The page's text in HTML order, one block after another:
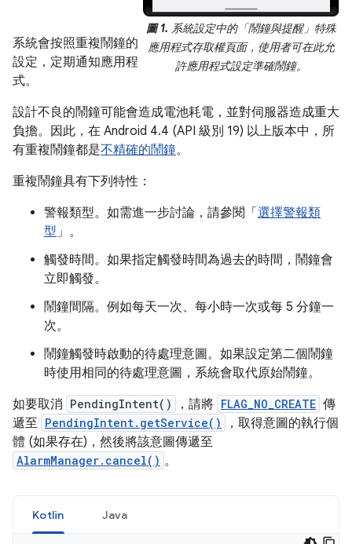
圖 1. 系統設定中的「鬧鐘與提醒」特殊
應用程式存取權頁面，使用者可在此允
許應用程式設定準確鬧鐘。
系統會按照重複鬧鐘的
設定，定期通知應用程
式。
設計不良的鬧鐘可能會造成電池耗電，並對伺服器造成重大
負擔。因此，在 Android 4.4 (API 級別 19) 以上版本中，所
有重複鬧鐘都是不精確的鬧鐘。
重複鬧鐘具有下列特性：
警報類型。如需進一步討論，請參閱「 選擇警報類
型」。
觸發時間。如果指定觸發時間為過去的時間，鬧鐘會
立即觸發。
鬧鐘間隔。例如每天一次、每小時一次或每 5 分鐘一
次。
鬧鐘觸發時啟動的待處理意圖。如果設定第二個鬧鐘
時使用相同的待處理意圖，系統會取代原始鬧鐘。
如要取消 PendingIntent() ，請將 FLAG_NO_CREATE 傳
遞至 PendingIntent.getService()
，取得意圖的執行個
體 (如果存在)，然後將該意圖傳遞至
AlarmManager.cancel() 。
Kotlin Java